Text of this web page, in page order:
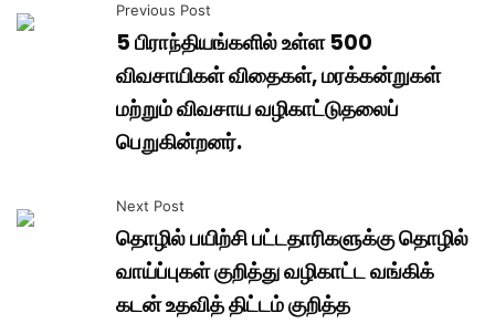
Previous Post
5 பிராந்தியங்களில் உள்ள 500
விவசாயிகள் விதைகள், மரக்கன்றுகள்
மற்றும் விவசாய வழிகாட்டுதலைப்
பெறுகின்றனர்.
Next Post
தொழில் பயிற்சி பட்டதாரிகளுக்கு தொழில்
வாய்ப்புகள் குறித்து வழிகாட்ட வங்கிக்
கடன் உதவித் திட்டம் குறித்த